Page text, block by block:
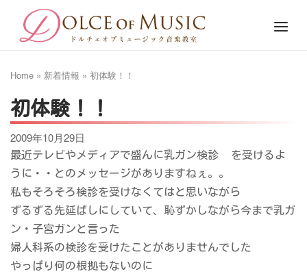
content
Home
Menu
Home » 新着情報 » 初体験！！
初体験！！
2009年10月29日
最近テレビやメディアで盛んに乳ガン検診
を受けるよ
うに・・とのメッセージがありますねぇ。。
私もそろそろ検診を受けなくてはと思いながら
ずるずる先延ばしにしていて、恥ずかしながら今まで乳ガ
ン・子宮ガンと言った
婦人科系の検診を受けたことがありませんでした
やっぱり何の根拠もないのに